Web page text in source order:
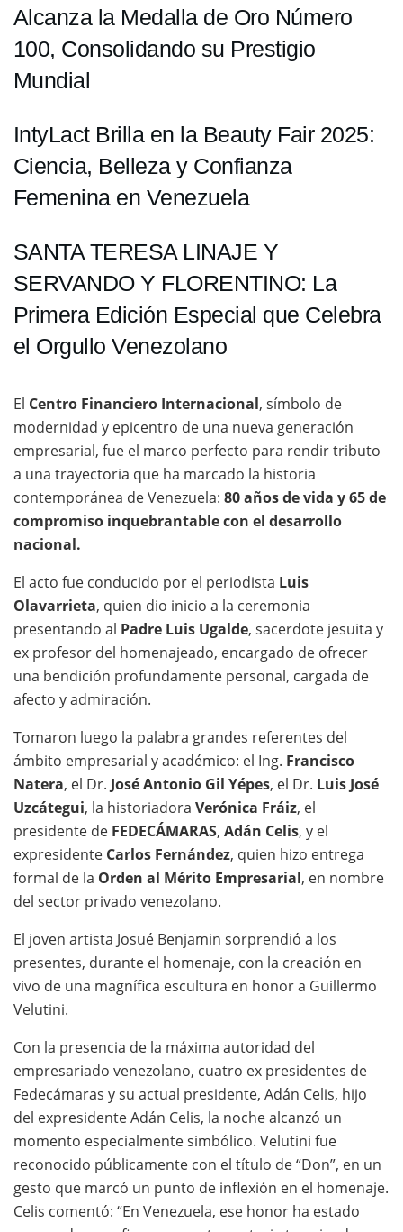
Alcanza la Medalla de Oro Número
100, Consolidando su Prestigio
Mundial
IntyLact Brilla en la Beauty Fair 2025:
Ciencia, Belleza y Confianza
Femenina en Venezuela
SANTA TERESA LINAJE Y
SERVANDO Y FLORENTINO: La
Primera Edición Especial que Celebra
el Orgullo Venezolano
El Centro Financiero Internacional, símbolo de
modernidad y epicentro de una nueva generación
empresarial, fue el marco perfecto para rendir tributo
a una trayectoria que ha marcado la historia
contemporánea de Venezuela: 80 años de vida y 65 de
compromiso inquebrantable con el desarrollo
nacional.
El acto fue conducido por el periodista Luis
Olavarrieta, quien dio inicio a la ceremonia
presentando al Padre Luis Ugalde, sacerdote jesuita y
ex profesor del homenajeado, encargado de ofrecer
una bendición profundamente personal, cargada de
afecto y admiración.
Tomaron luego la palabra grandes referentes del
ámbito empresarial y académico: el Ing. Francisco
Natera, el Dr. José Antonio Gil Yépes, el Dr. Luis José
Uzcátegui, la historiadora Verónica Fráiz, el
presidente de FEDECÁMARAS, Adán Celis, y el
expresidente Carlos Fernández, quien hizo entrega
formal de la Orden al Mérito Empresarial, en nombre
del sector privado venezolano.
El joven artista Josué Benjamin sorprendió a los
presentes, durante el homenaje, con la creación en
vivo de una magnífica escultura en honor a Guillermo
Velutini.
Con la presencia de la máxima autoridad del
empresariado venezolano, cuatro ex presidentes de
Fedecámaras y su actual presidente, Adán Celis, hijo
del expresidente Adán Celis, la noche alcanzó un
momento especialmente simbólico. Velutini fue
reconocido públicamente con el título de “Don”, en un
gesto que marcó un punto de inflexión en el homenaje.
Celis comentó: “En Venezuela, ese honor ha estado